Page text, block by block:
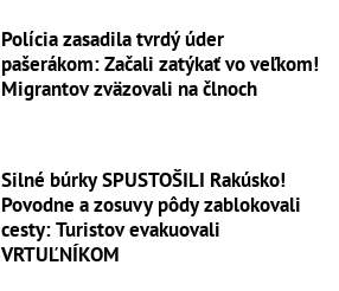
Polícia zasadila tvrdý úder
pašerákom: Začali zatýkať vo veľkom!
Migrantov zväzovali na člnoch
Silné búrky SPUSTOŠILI Rakúsko!
Povodne a zosuvy pôdy zablokovali
cesty: Turistov evakuovali
VRTUĽNÍKOM